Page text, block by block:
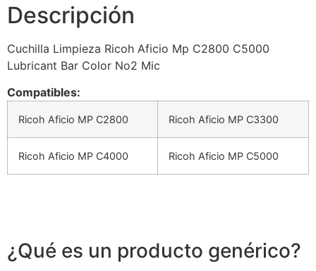
Descripción
Cuchilla Limpieza Ricoh Aficio Mp C2800 C5000
Lubricant Bar Color No2 Mic
Compatibles:
Ricoh Aficio MP C2800 Ricoh Aficio MP C3300
Ricoh Aficio MP C4000 Ricoh Aficio MP C5000
¿Qué es un producto genérico?